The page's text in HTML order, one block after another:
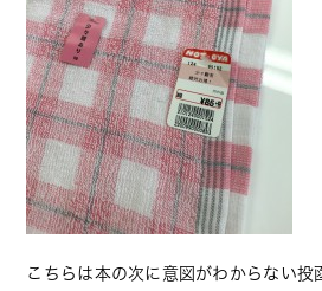
こちらは本の次に意図がわからない投